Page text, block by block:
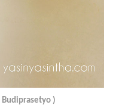
Budiprasetyo )